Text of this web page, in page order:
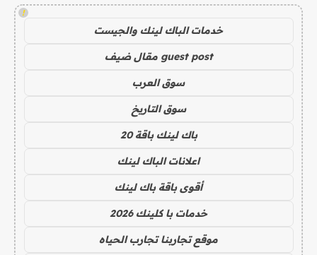
!
خدمات الباك لينك والجيست
guest post مقال ضيف
سوق العرب
سوق التاريخ
باك لينك باقة 20
اعلانات الباك لينك
أقوى باقة باك لينك
خدمات با كلينك 2026
موقع تجاربنا تجارب الحياه